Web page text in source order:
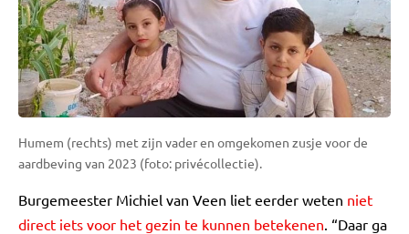
Humem (rechts) met zijn vader en omgekomen zusje voor de
aardbeving van 2023 (foto: privécollectie).
Burgemeester Michiel van Veen liet eerder weten niet
direct iets voor het gezin te kunnen betekenen. “Daar ga